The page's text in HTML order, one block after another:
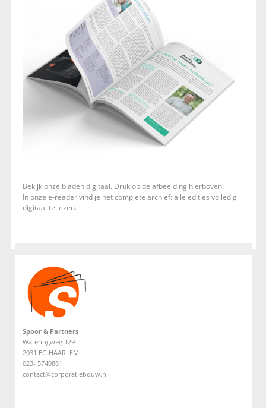
Bekijk onze bladen digitaal. Druk op de afbeelding hierboven.
In onze e-reader vind je het complete archief: alle edities volledig
digitaal te lezen.
Spoor & Partners
Wateringweg 129
2031 EG HAARLEM
023- 5740881
contact@corporatiebouw.nl